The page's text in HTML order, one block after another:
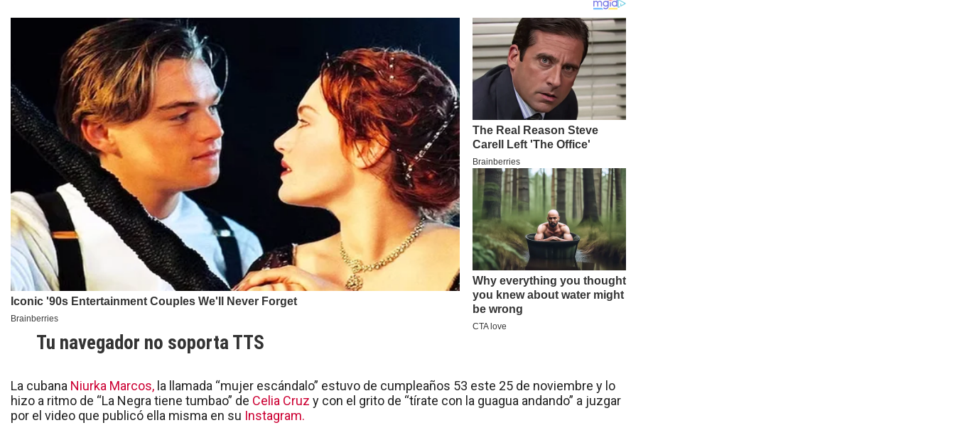
Tu navegador no soporta TTS
La cubana Niurka Marcos, la llamada “mujer escándalo” estuvo de cumpleaños 53 este 25 de noviembre y lo
hizo a ritmo de “La Negra tiene tumbao” de Celia Cruz y con el grito de “tírate con la guagua andando” a juzgar
por el video que publicó ella misma en su Instagram.